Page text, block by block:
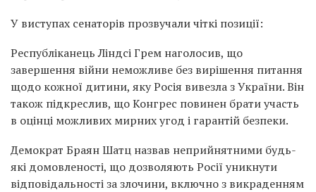
У виступах сенаторів прозвучали чіткі позиції:
Республіканець Ліндсі Грем наголосив, що
завершення війни неможливе без вирішення питання
щодо кожної дитини, яку Росія вивезла з України. Він
також підкреслив, що Конгрес повинен брати участь
в оцінці можливих мирних угод і гарантій безпеки.
Демократ Браян Шатц назвав неприйнятними будь-
які домовленості, що дозволяють Росії уникнути
відповідальності за злочини, включно з викраденням